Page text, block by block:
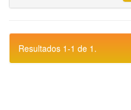
Resultados 1-1 de 1.